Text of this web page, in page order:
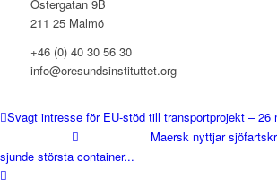
Östergatan 9B
211 25 Malmö
+46 (0) 40 30 56 30
info@oresundsinstituttet.org
Svagt intresse för EU-stöd till transportprojekt – 26
Maersk nyttjar
sjunde största container...